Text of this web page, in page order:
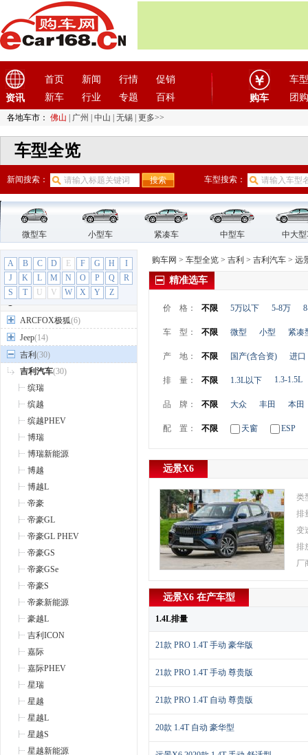
资讯
首页 新闻 行情
促销
新车
行业 专题 百科 购车
车型
团购
各地车市： 佛山 广州 中山 无锡 更多>>
车型全览
新闻搜索： 车型搜索：
微型车 小型车 紧凑车 中型车 中大
A B C D E F G H
I
J
K L M N O P Q
R
S
T U V W X Y Z
海马汽车
汉龙汽车(1)
汉腾汽车
(3)
悍马(4)
昊铂
(2)
合创
(1)
恒天汽车(3)
红星汽车(1)
华晨雷诺(1)
华人运通(1)
华颂(1)
华泰汽车
华泰新能源
I
iCAR(2)
J
ARCFOX极狐(6)
Jeep(14)
吉利 (30)
吉利汽车(30)
缤瑞
缤越
缤越PHEV
博瑞
博瑞新能源
博越
博越L
帝豪
帝豪GL
帝豪GL PHEV
帝豪GS
帝豪GSe
帝豪S
帝豪新能源
豪越L
吉利ICON
嘉际
嘉际PHEV
星瑞
星越
星越L
星越S
星越新能源
购车网 > 车型全览 > 吉利 > 吉利汽车 > 远
精准选车
价 格： 不限 5万以下 5-8万
车 型： 不限 微型 小型 紧凑
产 地： 不限 国产(含合资) 进口
排 量： 不限 1.3L以下 1.3-1.5L
品 牌： 不限 大众 丰田 本田
配 置： 不限 天窗 ESP
远景X6
类
排
变
排
厂
远景X6 在产车型
1.4L排量
21款 PRO 1.4T 手动 豪华版
21款 PRO 1.4T 手动 尊贵版
21款 PRO 1.4T 自动 尊贵版
20款 1.4T 自动 豪华型